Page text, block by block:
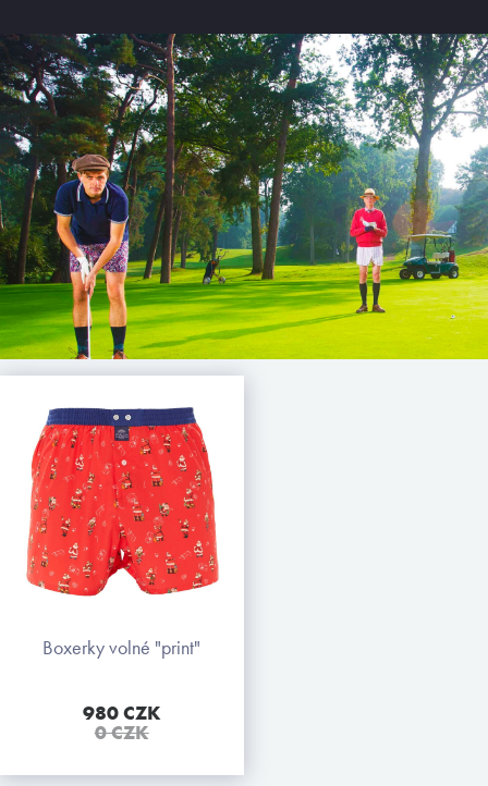
boxerky volné "print"
980 CZK
0 CZK
Vrácení zboží
©MyButler2013 - 2026, Všechna práva vyhrazena. Kopírování či
šíření obsahu bez předchozího souhlasu provozovatele zakázáno.
Václav Kusák © 2026